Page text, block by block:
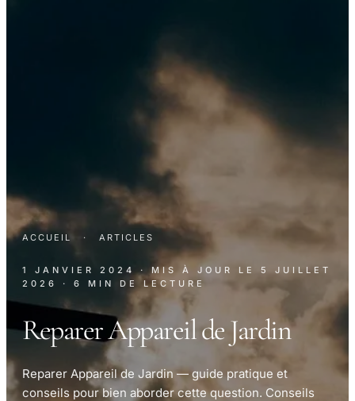
ACCUEIL · ARTICLES
1 JANVIER 2024 · MIS À JOUR LE 5 JUILLET
2026
· 6 MIN DE LECTURE
Reparer Appareil de Jardin
Reparer Appareil de Jardin — guide pratique et
conseils pour bien aborder cette question. Conseils